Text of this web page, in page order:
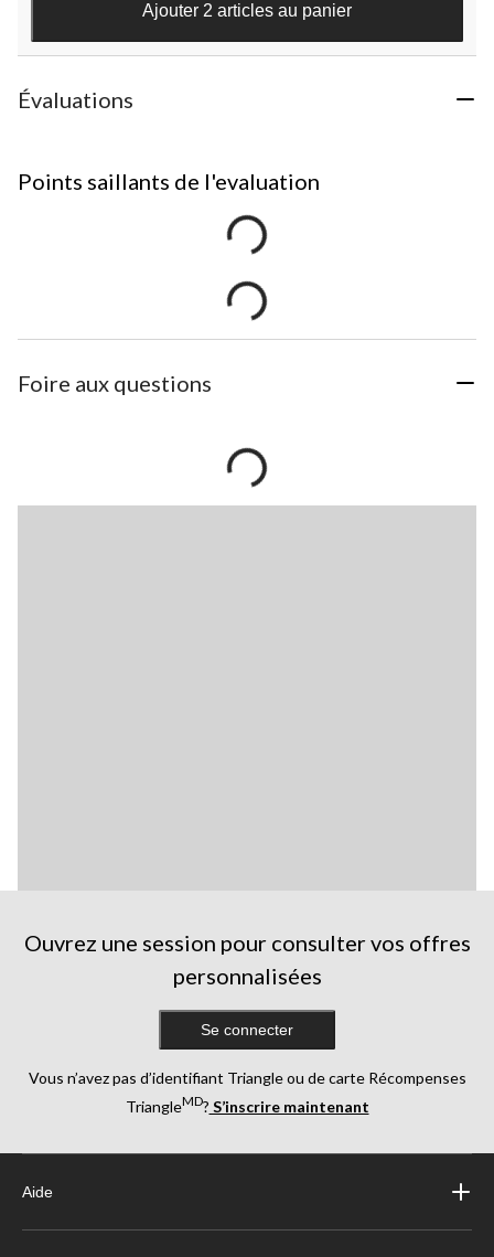
Ajouter 2 articles au panier
Évaluations
Points saillants de l'evaluation
Foire aux questions
Ouvrez une session pour consulter vos offres
personnalisées
Se connecter
Vous n’avez pas d’identifiant Triangle ou de carte Récompenses
TriangleMD? S’inscrire maintenant
Aide